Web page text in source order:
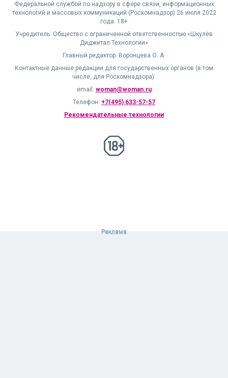
Федеральной службой по надзору в сфере связи, информационных
технологий и массовых коммуникаций (Роскомнадзор) 26 июля 2022
года. 18+
Учредитель: Общество с ограниченной ответственностью «Шкулёв
Диджитал Технологии»
Главный редактор: Воронцева О. А.
Контактные данные редакции для государственных органов (в том
числе, для Роскомнадзора):
email: woman@woman.ru
Телефон: +7(495) 633-57-57
Рекомендательные технологии
18+